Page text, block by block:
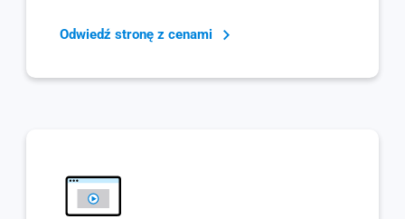
Odwiedź stronę z cenami